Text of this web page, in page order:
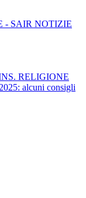
- SAIR NOTIZIE
RELIGIONE
alcuni consigli